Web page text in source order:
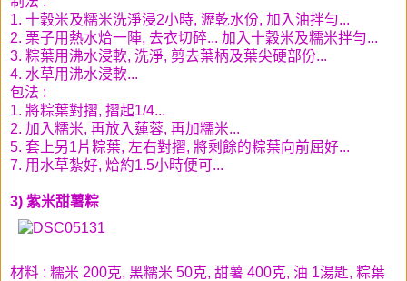
1. 十穀米及糯米洗淨浸2小時, 瀝乾水份, 加入油拌勻...
2. 栗子用熱水烚一陣, 去衣切碎... 加入十穀米及糯米拌勻...
3. 粽葉用沸水浸軟, 洗淨, 剪去葉柄及葉尖硬部份...
4. 水草用沸水浸軟...
包法 :
1. 將粽葉對摺, 摺起1/4...
2. 加入糯米, 再放入蓮蓉, 再加糯米...
5. 套上另1片粽葉, 左右對摺, 將剩餘的粽葉向前屈好...
7. 用水草紮好, 烚約1.5小時便可...
3) 紫米甜薯粽
材料 : 糯米 200克, 黑糯米 50克, 甜薯 400克, 油 1湯匙, 粽葉